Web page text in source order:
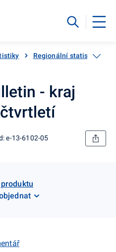
Regionální statistiky
- kraj
e-13-6102-05